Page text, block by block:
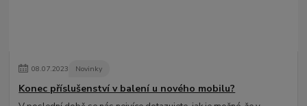
08.07.2023 Novinky
Konec příslušenství v balení u nového mobilu?